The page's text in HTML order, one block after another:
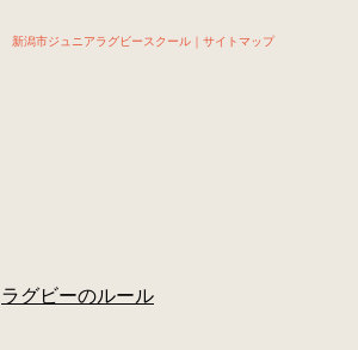
新潟市ジュニアラグビースクール｜サイトマップ
ラグビーのルール